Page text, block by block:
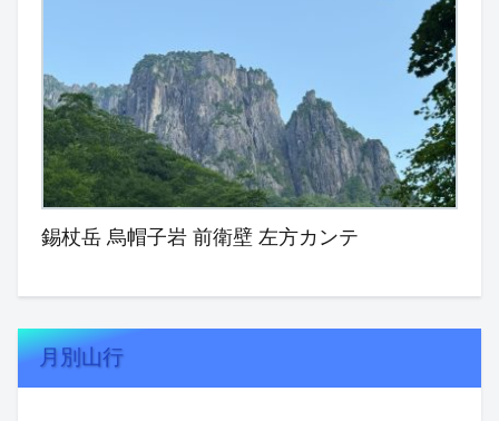
錫杖岳 烏帽子岩 前衛壁 左方カンテ
月別山行